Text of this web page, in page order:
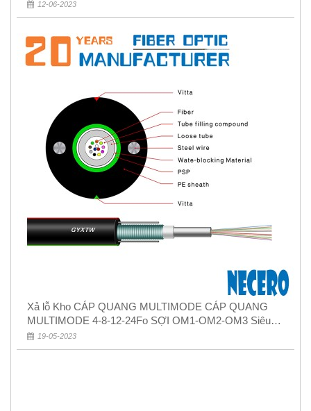
12-06-2023
Xả lỗ Kho CÁP QUANG MULTIMODE CÁP QUANG
MULTIMODE 4-8-12-24Fo SỢI OM1-OM2-OM3 Siêu
Rẻ 5k
19-05-2023